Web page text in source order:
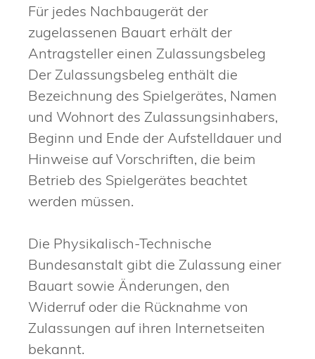
Für jedes Nachbaugerät der
zugelassenen Bauart erhält der
Antragsteller einen Zulassungsbeleg
Der Zulassungsbeleg enthält die
Bezeichnung des Spielgerätes, Namen
und Wohnort des Zulassungsinhabers,
Beginn und Ende der Aufstelldauer und
Hinweise auf Vorschriften, die beim
Betrieb des Spielgerätes beachtet
werden müssen.
Die Physikalisch-Technische
Bundesanstalt gibt die Zulassung einer
Bauart sowie Änderungen, den
Widerruf oder die Rücknahme von
Zulassungen auf ihren Internetseiten
bekannt.